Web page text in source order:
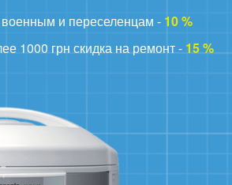
и переселенцам - 10 %
1000 грн скидка на ремонт - 15 %